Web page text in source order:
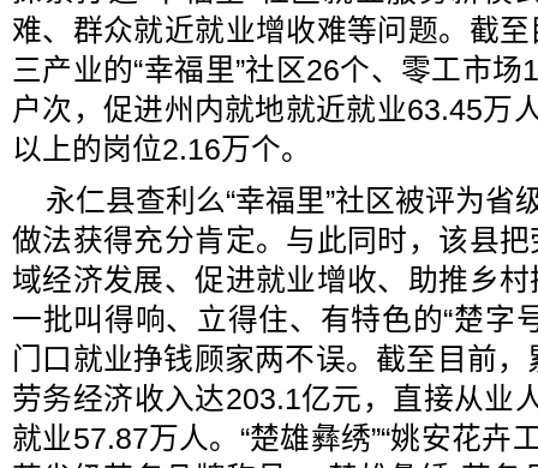
难、群众就近就业增收难等问题。截
三产业的“幸福里”社区26个、零工市
户次，促进州内就地就近就业63.45万
以上的岗位2.16万个。
永仁县查利么“幸福里”社区被评为省
做法获得充分肯定。与此同时，该县
域经济发展、促进就业增收、助推乡
一批叫得响、立得住、有特色的“楚字
门口就业挣钱顾家两不误。截至目前
劳务经济收入达203.1亿元，直接从业
就业57.87万人。“楚雄彝绣”“姚安花卉